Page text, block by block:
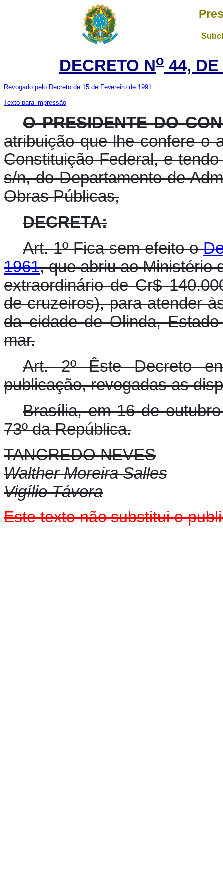
DECRETO No 44,
Revogado pelo Decreto de 15 de Fevereiro de 1991
Texto para impressão
O PRESIDENTE DO
atribuição que lhe confere o
Constituição Federal, e
s/n, do Departamento de
Obras Públicas,
DECRETA:
Art. 1º Fica sem efeito o
1961, que abriu ao Ministério
extraordinário de Cr$
de cruzeiros), para atender
da cidade de Olinda,
mar.
Art. 2º Êste Decreto
publicação, revogadas as
Brasília, em 16 de
73º da República.
TANCREDO NEVES
Walther Moreira Salles
Vigílio Távora
Este texto não substitui o